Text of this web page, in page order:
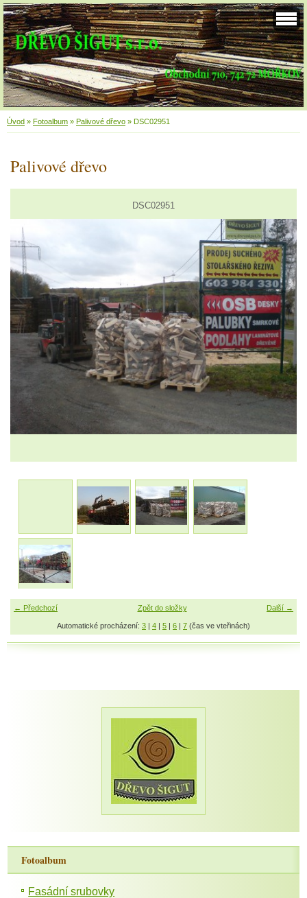
Úvod » Fotoalbum » Palivové dřevo » DSC02951
Palivové dřevo
DSC02951
← Předchozí Další →
Zpět do složky
Automatické procházení: 3 | 4 | 5 | 6 | 7 (čas ve vteřinách)
Fotoalbum
Fasádní srubovky